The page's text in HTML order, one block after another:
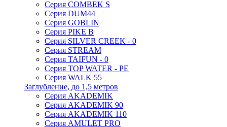
Серия COMBEK S
Серия DUM44
Серия GOBLIN
Серия PIKE B
Серия SILVER CREEK - 0
Серия STREAM
Серия TAIFUN - 0
Серия TOP WATER - PE
Серия WALK 55
Заглубление, до 1,5 метров
Серия AKADEMIK
Серия AKADEMIK 90
Серия AKADEMIK 110
Серия AMULET PRO